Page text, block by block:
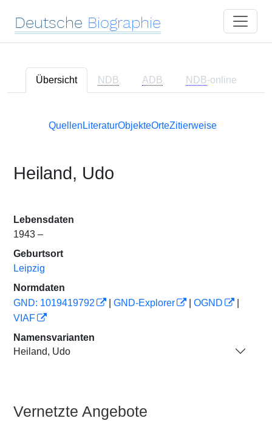
Deutsche Biographie
Übersicht NDB ADB NDB-online
Quellen LiteraturObjekteOrteZitierweise
Heiland, Udo
Lebensdaten
1943 –
Geburtsort
Leipzig
Normdaten
GND: 1019419792
GND-Explorer OGND
VIAF
Namensvarianten
Heiland, Udo
Vernetzte Angebote